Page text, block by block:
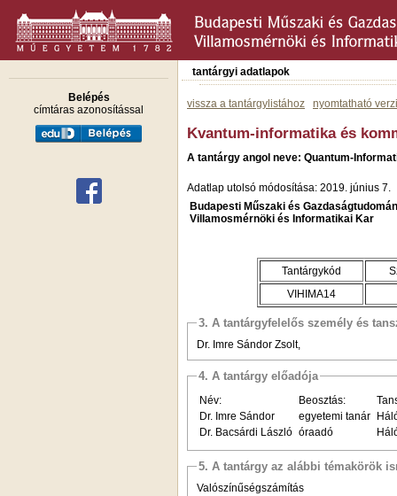
Belépés
címtáras azonosítással
tantárgyi adatlapok
vissza a tantárgylistához nyomtatható
Kvantum-informatika és
A tantárgy angol neve: Quantum-
Adatlap utolsó módosítása: 2019. június 7.
Budapesti Műszaki és
Villamosmérnöki és Informatikai Kar
Tantárgykód
VIHIMA14
3. A tantárgyfelelős személy és
Dr. Imre Sándor Zsolt,
4. A tantárgy előadója
Név: Beosztás:
Dr. Imre Sándor
egyetemi tanár
Dr. Bacsárdi László óraadó
5. A tantárgy az alábbi témakörök
Valószínűségszámítás